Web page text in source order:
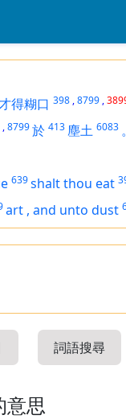
得糊口 398 ,8799 ,
,8799於 413塵土 6083 。
639shalt thou eat
art , and unto dust
詞語搜尋
意思